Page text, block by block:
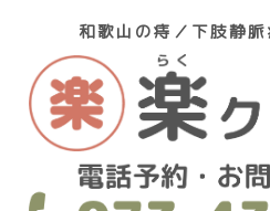
和歌山の痔／下肢静